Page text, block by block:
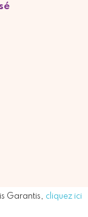
Garantis, cliquez ici